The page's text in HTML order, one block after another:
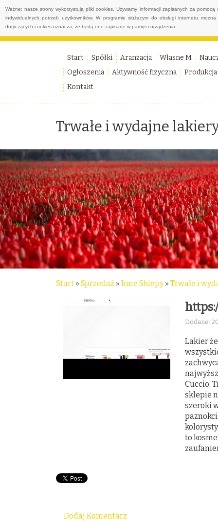
Ważne: nasze strony wykorzystują pliki cookies. Używamy informacji zapisanych za
indywidualnych potrzeb użytkowników. W programie służącym do obsługi internetu
dotyczących cookies oznacza, że będą one zapisane w pamięci urządzenia.
Start Spółki Aranżacja Własne M
Ogłoszenia
Aktywność fizyczna
Produkcja
Kontakt
Trwałe i wydajne
Start » Sprzedaż » Inne Sklepy» Trwałe i
Dodane:
Lakier
Cuccio.
sklepie
szeroki
to
Dodaj Komentarz